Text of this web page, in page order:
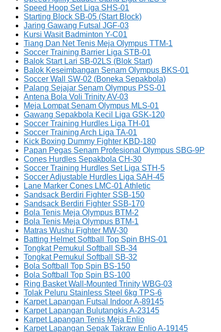
Speed Hoop Set Liga SHS-01
Starting Block SB-05 (Start Block)
Jaring Gawang Futsal JGF-03
Kursi Wasit Badminton Y-C01
Tiang Dan Net Tenis Meja Olympus TTM-1
Soccer Training Barrier Liga STB-01
Balok Start Lari SB-02LS (Blok Start)
Balok Keseimbangan Senam Olympus BKS-01
Soccer Wall SW-02 (Boneka Sepakbola)
Palang Sejajar Senam Olympus PSS-01
Antena Bola Voli Trinity AV-03
Meja Lompat Senam Olympus MLS-01
Gawang Sepakbola Kecil Liga GSK-120
Soccer Training Hurdles Liga TH-01
Soccer Training Arch Liga TA-01
Kick Boxing Dummy Fighter KBD-180
Papan Pegas Senam Profesional Olympus SBG-9P
Cones Hurdles Sepakbola CH-30
Soccer Training Hurdles Set Liga STH-5
Soccer Adjustable Hurdles Liga SAH-45
Lane Marker Cones LMC-01 Athletic
Sandsack Berdiri Fighter SSB-150
Sandsack Berdiri Fighter SSB-170
Bola Tenis Meja Olympus BTM-2
Bola Tenis Meja Olympus BTM-1
Matras Wushu Fighter MW-30
Batting Helmet Softball Top Spin BHS-01
Tongkat Pemukul Softball SB-34
Tongkat Pemukul Softball SB-32
Bola Softball Top Spin BS-150
Bola Softball Top Spin BS-100
Ring Basket Wall-Mounted Trinity WBG-03
Tolak Peluru Stainless Steel 6kg TPS-6
Karpet Lapangan Futsal Indoor A-89145
Karpet Lapangan Bulutangkis A-23145
Karpet Lapangan Tenis Meja Enlio
Karpet Lapangan Sepak Takraw Enlio A-19145